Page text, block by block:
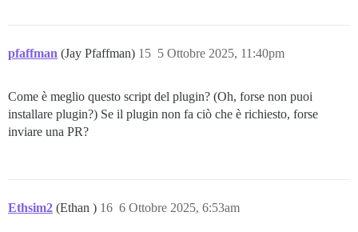
pfaffman (Jay Pfaffman) 5 Ottobre 2025, 11:40pm
15
Come è meglio questo script del plugin? (Oh, forse non puoi
installare plugin?) Se il plugin non fa ciò che è richiesto, forse
inviare una PR?
Ethsim2 (Ethan ) 6 Ottobre 2025, 6:53am
16